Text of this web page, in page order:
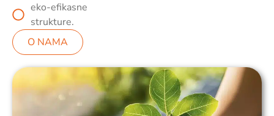
eko-efikasne
strukture.
O NAMA